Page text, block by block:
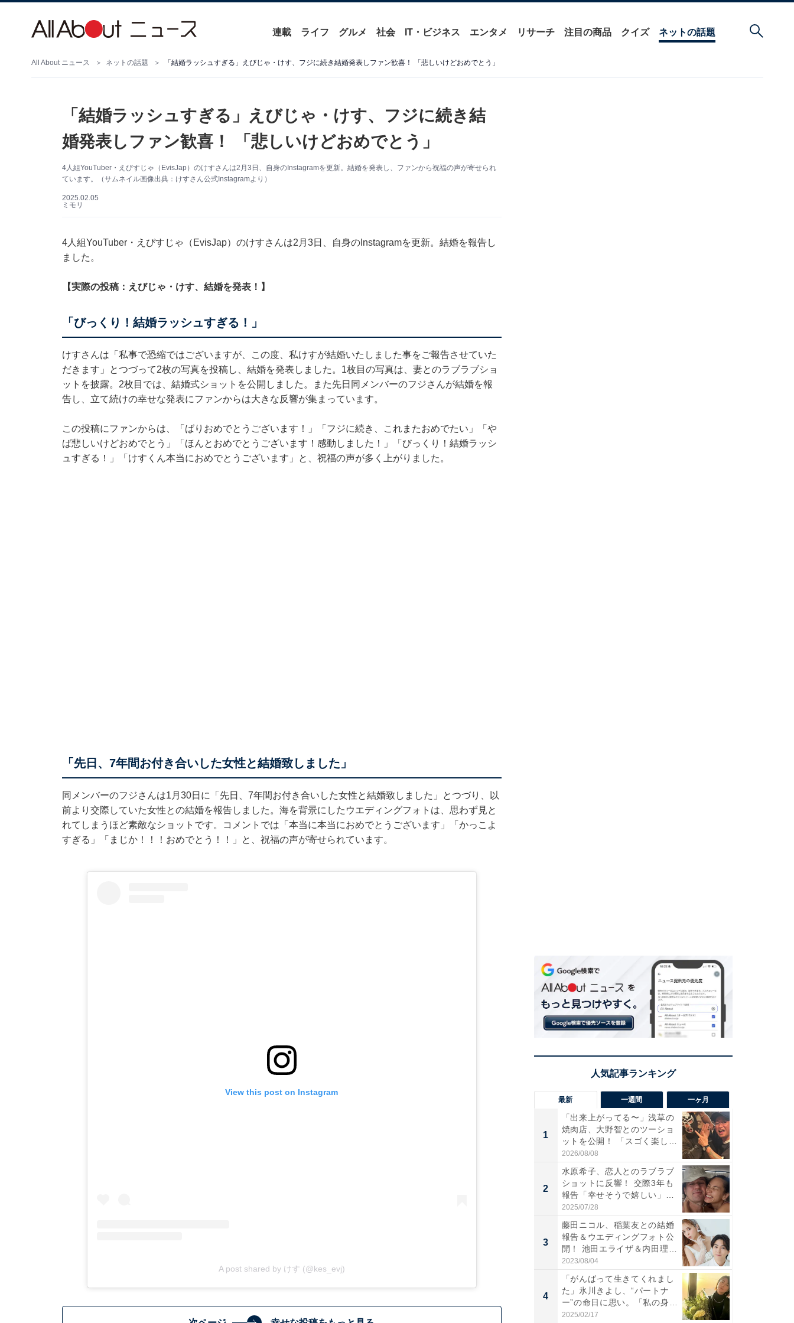
連載 ライフ グルメ 社会 IT・ビジネス エンタメ リサーチ 注目の商品 クイズ ネットの話題
All About ニュース ネットの話題 「結婚ラッシュすぎる」えびじゃ・けす、フジに続き結婚発表しファン歓喜！ 「悲しいけどおめでとう」
「結婚ラッシュすぎる」えびじゃ・けす、フジに続き結
婚発表しファン歓喜！ 「悲しいけどおめでとう」
4人組YouTuber・えびすじゃ（EvisJap）のけすさんは2月3日、自身のInstagramを更新。結婚を発表し、ファンから祝福の声が寄せられ
ています。（サムネイル画像出典：けすさん公式Instagramより）
2025.02.05
ミモリ
4人組YouTuber・えびすじゃ（EvisJap）のけすさんは2月3日、自身のInstagramを更新。結婚を報告し
ました。
【実際の投稿：えびじゃ・けす、結婚を発表！】
「びっくり！結婚ラッシュすぎる！」
けすさんは「私事で恐縮ではございますが、この度、私けすが結婚いたしました事をご報告させていた
だきます」とつづって2枚の写真を投稿し、結婚を発表しました。1枚目の写真は、妻とのラブラブショ
ットを披露。2枚目では、結婚式ショットを公開しました。また先日同メンバーのフジさんが結婚を報
告し、立て続けの幸せな発表にファンからは大きな反響が集まっています。
この投稿にファンからは、「ばりおめでとうございます！」「フジに続き、これまたおめでたい」「や
ば悲しいけどおめでとう」「ほんとおめでとうございます！感動しました！」「びっくり！結婚ラッシ
ュすぎる！」「けすくん本当におめでとうございます」と、祝福の声が多く上がりました。
「先日、7年間お付き合いした女性と結婚致しました」
同メンバーのフジさんは1月30日に「先日、7年間お付き合いした女性と結婚致しました」とつづり、以
前より交際していた女性との結婚を報告しました。海を背景にしたウエディングフォトは、思わず見と
れてしまうほど素敵なショットです。コメントでは「本当に本当におめでとうございます」「かっこよ
すぎる」「まじか！！！おめでとう！！」と、祝福の声が寄せられています。
View this post on Instagram
A post shared by けす (@kes_evj)
最新 一週間 一ヶ月
1
「出来上がってる〜」浅草の
焼肉店、大野智とのツーショ
ットを公開！ 「スゴく楽し
そ...
2026/08/08
2
水原希子、恋人とのラブラブ
ショットに反響！ 交際3年も
報告「幸せそうで嬉しい」
「...
2025/07/28
3
藤田ニコル、稲葉友との結婚
報告＆ウエディングフォト公
開！ 池田エライザ＆内田理
央...
2023/08/04
4
「がんばって生きてくれまし
た」氷川きよし、“パートナ
ー”の命日に思い。「私の身
体...
2025/02/17